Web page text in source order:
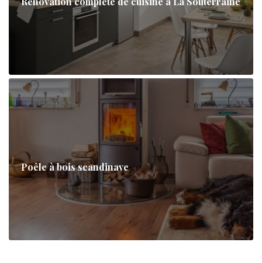
Poêle à bois scandinave